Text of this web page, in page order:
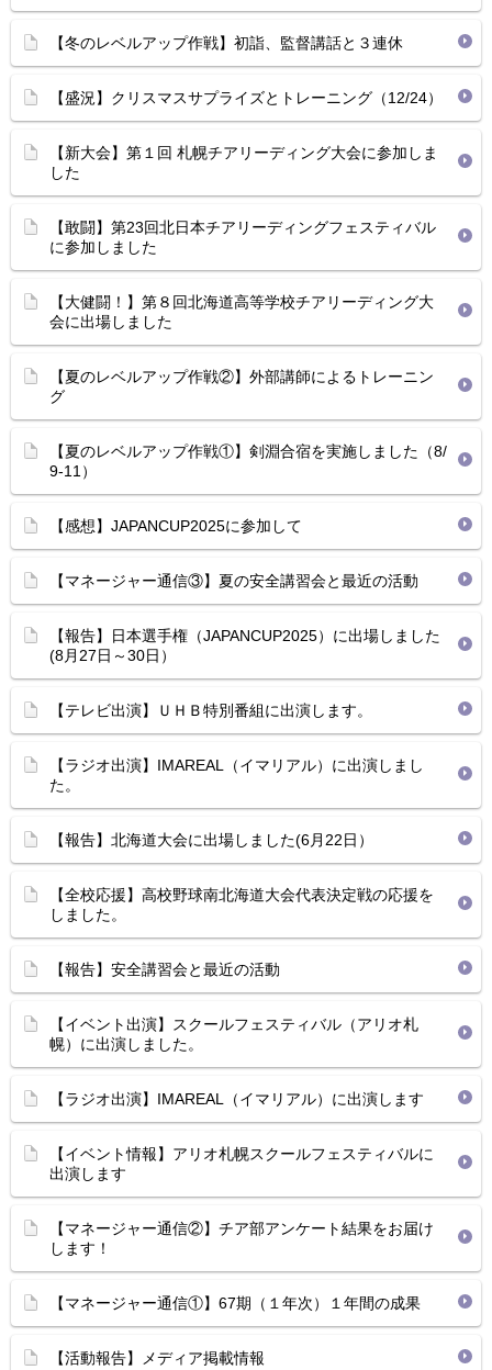
【冬のレベルアップ作戦】初詣、監督講話と３連休
【盛況】クリスマスサプライズとトレーニング（12/24）
【新大会】第１回 札幌チアリーディング大会に参加しま
した
【敢闘】第23回北日本チアリーディングフェスティバル
に参加しました
【大健闘！】第８回北海道高等学校チアリーディング大
会に出場しました
【夏のレベルアップ作戦②】外部講師によるトレーニン
グ
【夏のレベルアップ作戦①】剣淵合宿を実施しました（8/
9-11）
【感想】JAPANCUP2025に参加して
【マネージャー通信③】夏の安全講習会と最近の活動
【報告】日本選手権（JAPANCUP2025）に出場しました
(8月27日～30日）
【テレビ出演】ＵＨＢ特別番組に出演します。
【ラジオ出演】IMAREAL（イマリアル）に出演しまし
た。
【報告】北海道大会に出場しました(6月22日）
【全校応援】高校野球南北海道大会代表決定戦の応援を
しました。
【報告】安全講習会と最近の活動
【イベント出演】スクールフェスティバル（アリオ札
幌）に出演しました。
【ラジオ出演】IMAREAL（イマリアル）に出演します
【イベント情報】アリオ札幌スクールフェスティバルに
出演します
【マネージャー通信②】チア部アンケート結果をお届け
します！
【マネージャー通信①】67期（１年次）１年間の成果
【活動報告】メディア掲載情報